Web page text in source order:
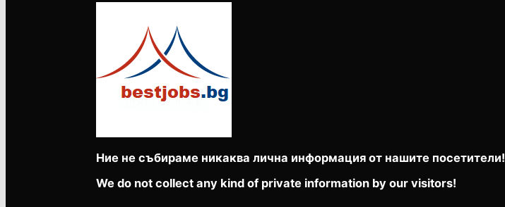
Ние не събираме никаква лична информация от нашите посетители!
We do not collect any kind of private information by our visitors!